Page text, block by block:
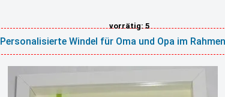
vorrätig: 5
Personalisierte Windel für Oma und Opa im Rahmen